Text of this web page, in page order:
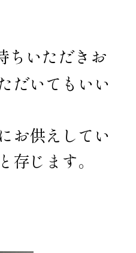
ちいただきお
だいてもいい
お供えしてい
存じます。